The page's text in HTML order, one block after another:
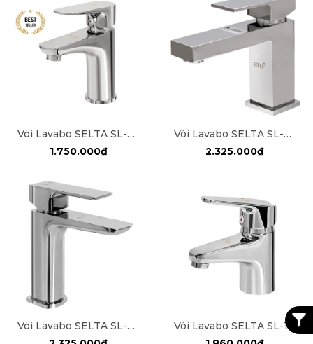
Vòi Lavabo SELTA SL-2018
1.750.000₫
Vòi Lavabo SELTA SL-006
2.325.000₫
Vòi Lavabo SELTA SL-008
Vòi Lavabo SELTA SL-1666